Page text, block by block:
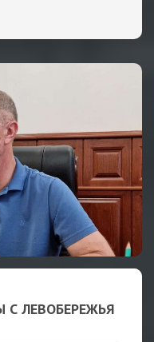
С ЛЕВОБЕРЕЖЬЯ